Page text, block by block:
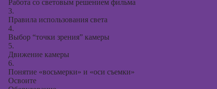
Работа со световым решением фильма
3.
Правила использования света
4.
Выбор “точки зрения” камеры
5.
Движение камеры
6.
Понятие «восьмерки» и «оси съемки»
Освоите